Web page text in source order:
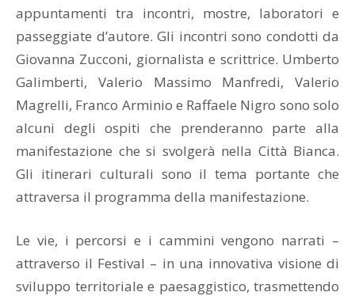
appuntamenti tra incontri, mostre, laboratori e
passeggiate d’autore. Gli incontri sono condotti da
Giovanna Zucconi, giornalista e scrittrice. Umberto
Galimberti, Valerio Massimo Manfredi, Valerio
Magrelli, Franco Arminio e Raffaele Nigro sono solo
alcuni degli ospiti che prenderanno parte alla
manifestazione che si svolgerà nella Città Bianca.
Gli itinerari culturali sono il tema portante che
attraversa il programma della manifestazione.
Le vie, i percorsi e i cammini vengono narrati –
attraverso il Festival – in una innovativa visione di
sviluppo territoriale e paesaggistico, trasmettendo